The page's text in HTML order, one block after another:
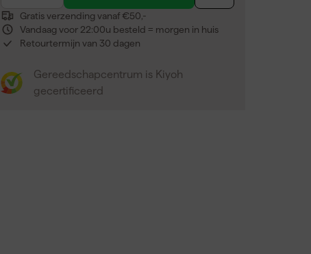
Gratis verzending vanaf €50,-
Vandaag voor 22:00u besteld = morgen in huis
Retourtermijn van 30 dagen
Gereedschapcentrum is Kiyoh
gecertificeerd